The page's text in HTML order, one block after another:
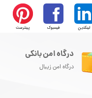
لینکدین فیسبوک پینترست
درگاه امن بانکی
درگاه امن زیبال